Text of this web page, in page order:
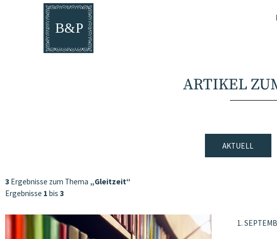
ARTIKEL
AKTUELL
3 Ergebnisse zum Thema „Gleitzeit“
Ergebnisse 1 bis 3
1.